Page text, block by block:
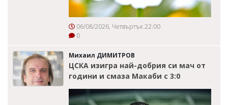
06/08/2026, Четвъртък 22:00
0
Михаил ДИМИТРОВ
ЦСКА изигра най-добрия си мач от
години и смаза Макаби с 3:0